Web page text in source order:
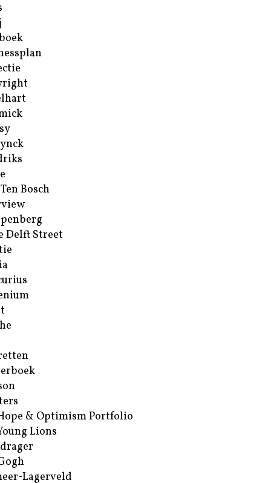
Bosch
Delft Street
& Optimism Portfolio
Lions
Lagerveld